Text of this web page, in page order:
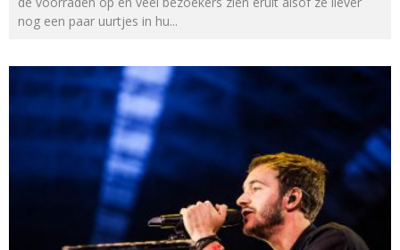
nog een paar uurtjes in hu...